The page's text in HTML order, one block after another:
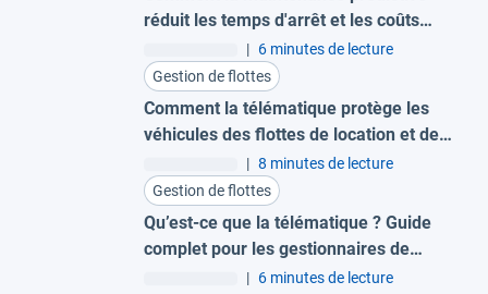
réduit les temps d'arrêt et les coûts
pour les grandes flottes
| 6 minutes de lecture
Gestion de flottes
Comment la télématique protège les
véhicules des flottes de location et de
| 8 minutes de lecture
Gestion de flottes
Qu’est-ce que la télématique ? Guide
complet pour les gestionnaires de
| 6 minutes de lecture